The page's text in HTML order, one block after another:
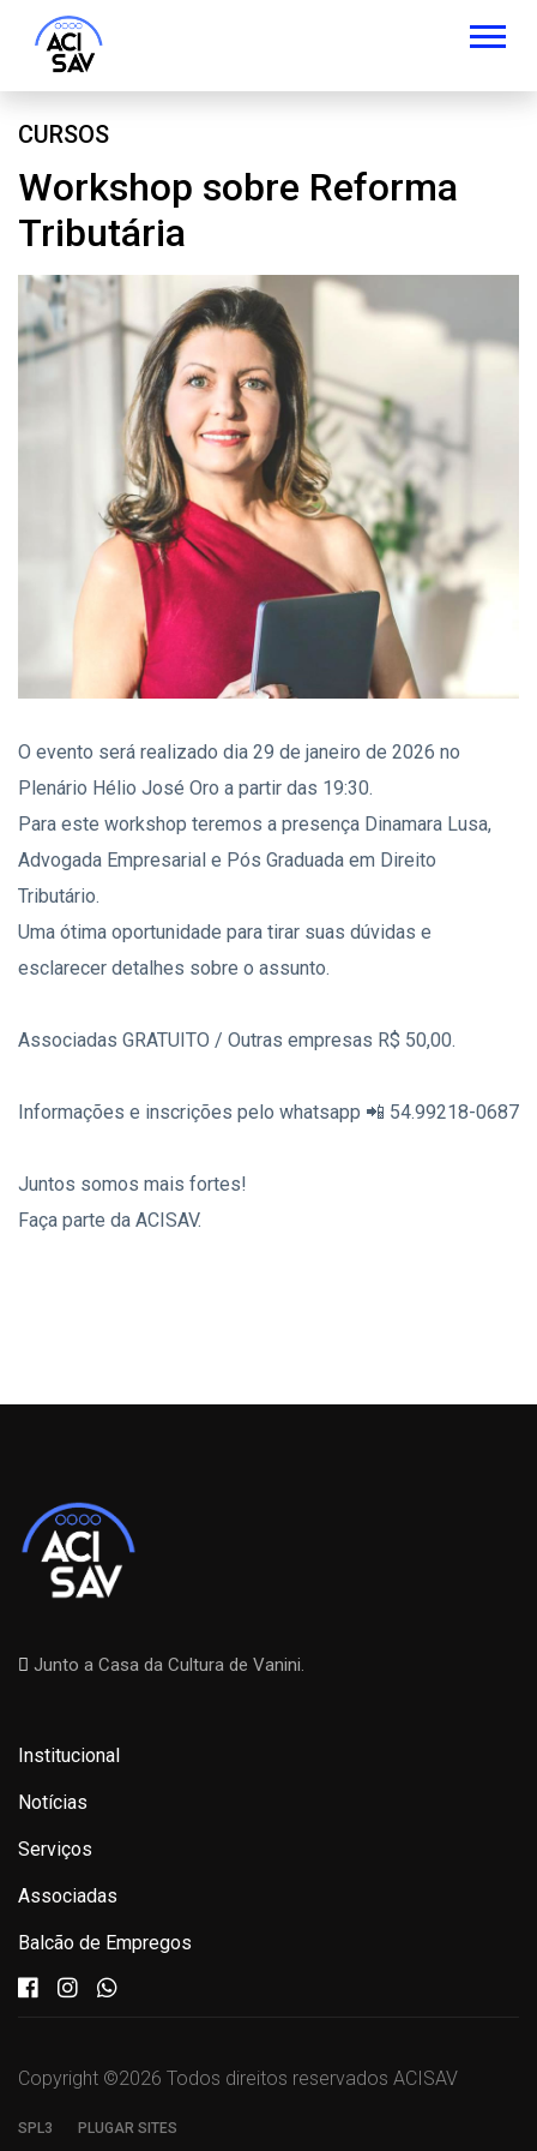
CURSOS
Workshop sobre Reforma
Tributária
O evento será realizado dia 29 de janeiro de 2026 no
Plenário Hélio José Oro a partir das 19:30.
Para este workshop teremos a presença Dinamara Lusa,
Advogada Empresarial e Pós Graduada em Direito
Tributário.
Uma ótima oportunidade para tirar suas dúvidas e
esclarecer detalhes sobre o assunto.
Associadas GRATUITO / Outras empresas R$ 50,00.
Informações e inscrições pelo whatsapp 📲 54.99218-0687
Juntos somos mais fortes!
Faça parte da ACISAV.
Junto a Casa da Cultura de Vanini.
Institucional
Notícias
Serviços
Associadas
Balcão de Empregos
Copyright ©2026 Todos direitos reservados ACISAV
SPL3 PLUGAR SITES